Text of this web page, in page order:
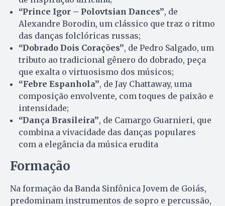
“Prince Igor – Polovtsian Dances”, de
Alexandre Borodin, um clássico que traz o ritmo
das danças folclóricas russas;
“Dobrado Dois Corações”, de Pedro Salgado, um
tributo ao tradicional gênero do dobrado, peça
que exalta o virtuosismo dos músicos;
“Febre Espanhola”, de Jay Chattaway, uma
composição envolvente, com toques de paixão e
intensidade;
“Dança Brasileira”, de Camargo Guarnieri, que
combina a vivacidade das danças populares
com a elegância da música erudita
Formação
Na formação da Banda Sinfônica Jovem de Goiás,
predominam instrumentos de sopro e percussão,